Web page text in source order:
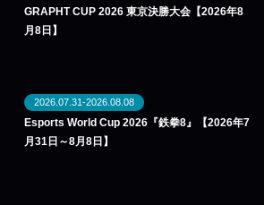
GRAPHT CUP 2026 東京決勝大会【2026年8
月8日】
2026.07.31-2026.08.08
Esports World Cup 2026『鉄拳8』【2026年7
月31日～8月8日】